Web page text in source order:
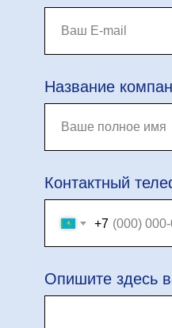
Название
Контактный
+7
Опишите здесь